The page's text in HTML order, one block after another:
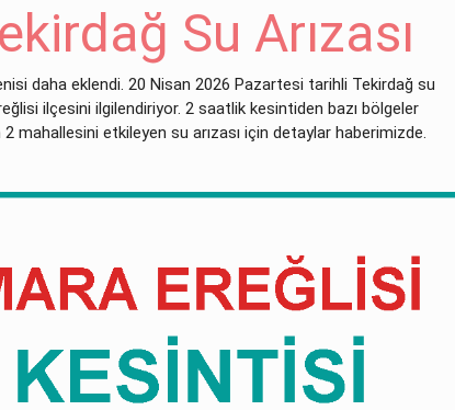
Su Arızası
daha eklendi. 20 Nisan 2026 Pazartesi tarihli Tekirdağ su
ilçesini ilgilendiriyor. 2 saatlik kesintiden bazı bölgeler
mahallesini etkileyen su arızası için detaylar haberimizde.